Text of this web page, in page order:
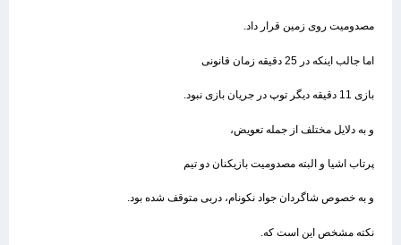
مصدومیت روی زمین قرار داد.
اما جالب اینکه در 25 دقیقه زمان قانونی
بازی 11 دقیقه دیگر توپ در جریان بازی نبود.
و به دلایل مختلف از جمله تعویض،
پرتاب اشیا و البته مصدومیت بازیکنان دو تیم
و به خصوص شاگردان جواد نکونام، دربی متوقف شده بود.
نکته مشخص این است که.